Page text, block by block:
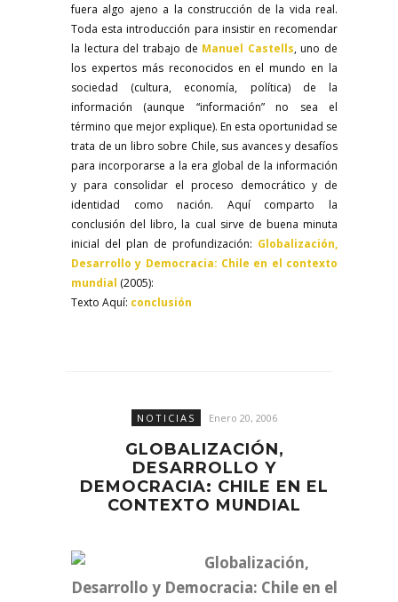
fuera algo ajeno a la construcción de la vida real.
Toda esta introducción para insistir en recomendar
la lectura del trabajo de Manuel Castells, uno de
los expertos más reconocidos en el mundo en la
sociedad (cultura, economía, política) de la
información (aunque “información” no sea el
término que mejor explique). En esta oportunidad se
trata de un libro sobre Chile, sus avances y desafíos
para incorporarse a la era global de la información
y para consolidar el proceso democrático y de
identidad como nación. Aquí comparto la
conclusión dellibro, la cual sirve de buena minuta
inicial del plan de profundización: Globalización,
Desarrollo y Democracia: Chile en el contexto
mundial (2005):
Texto Aquí: conclusión
NOTICIAS Enero 20, 2006
GLOBALIZACIÓN,
DESARROLLO Y
DEMOCRACIA: CHILE EN EL
CONTEXTO MUNDIAL
Globalización,
Desarrollo y Democracia: Chile en el